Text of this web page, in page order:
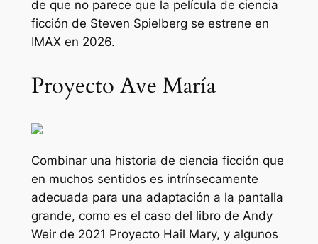
de que no parece que la película de ciencia
ficción de Steven Spielberg se estrene en
IMAX en 2026.
Proyecto Ave María
Combinar una historia de ciencia ficción que
en muchos sentidos es intrínsecamente
adecuada para una adaptación a la pantalla
grande, como es el caso del libro de Andy
Weir de 2021 Proyecto Hail Mary, y algunos